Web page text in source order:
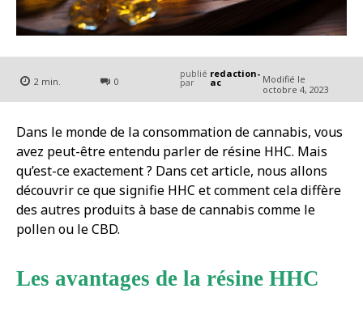
2 min. 0
publié
par
redaction-
ac
Modifié le
octobre 4, 2023
Dans le monde de la consommation de cannabis, vous
avez peut-être entendu parler de résine HHC. Mais
qu’est-ce exactement ? Dans cet article, nous allons
découvrir ce que signifie HHC et comment cela diffère
des autres produits à base de cannabis comme le
pollen ou le CBD.
Les avantages de la résine HHC